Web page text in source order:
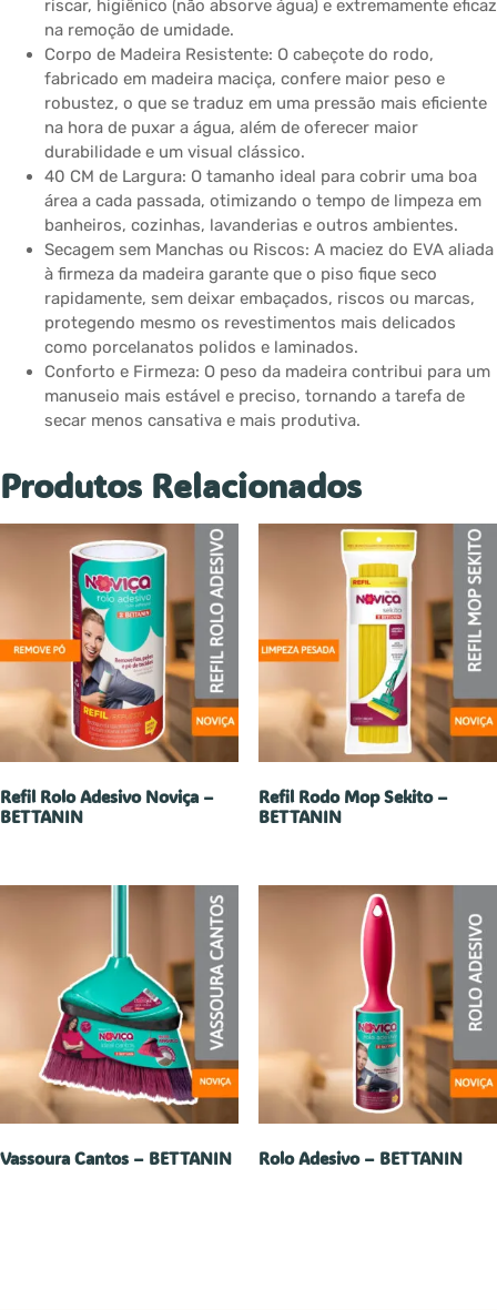
riscar, higiênico (não absorve água) e extremamente eficaz
na remoção de umidade.
Corpo de Madeira Resistente: O cabeçote do rodo,
fabricado em madeira maciça, confere maior peso e
robustez, o que se traduz em uma pressão mais eficiente
na hora de puxar a água, além de oferecer maior
durabilidade e um visual clássico.
40 CM de Largura: O tamanho ideal para cobrir uma boa
área a cada passada, otimizando o tempo de limpeza em
banheiros, cozinhas, lavanderias e outros ambientes.
Secagem sem Manchas ou Riscos: A maciez do EVA aliada
à firmeza da madeira garante que o piso fique seco
rapidamente, sem deixar embaçados, riscos ou marcas,
protegendo mesmo os revestimentos mais delicados
como porcelanatos polidos e laminados.
Conforto e Firmeza: O peso da madeira contribui para um
manuseio mais estável e preciso, tornando a tarefa de
secar menos cansativa e mais produtiva.
Produtos Relacionados
Refil Rolo Adesivo Noviça –
BETTANIN
Refil Rodo Mop Sekito –
BETTANIN
Vassoura Cantos – BETTANIN Rolo Adesivo – BETTANIN